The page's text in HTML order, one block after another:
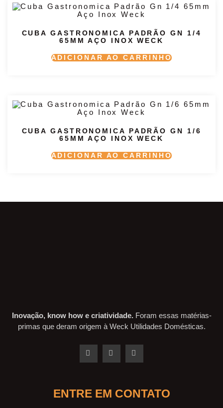
CUBA GASTRONOMICA PADRÃO GN 1/4
65MM AÇO INOX WECK
ADICIONAR AO CARRINHO
CUBA GASTRONOMICA PADRÃO GN 1/6
65MM AÇO INOX WECK
ADICIONAR AO CARRINHO
Inovação, know how e criatividade. Foram essas matérias-
primas que deram origem à Weck Utilidades Domésticas.
ENTRE EM CONTATO